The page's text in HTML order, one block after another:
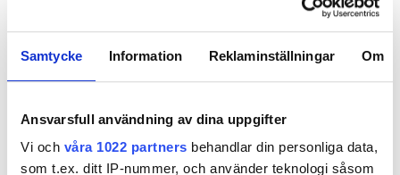
Samtycke Information Reklaminställningar Om
Ansvarsfull användning av dina uppgifter
Vi och våra 1022 partners behandlar din personliga data,
som t.ex. ditt IP-nummer, och använder teknologi såsom
släckte allt: ”Det
var lite läskigt”
spishäll: ”Kändes
konstigt”
Fem
svar om